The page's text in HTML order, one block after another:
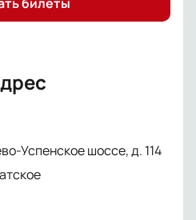
Успенское шоссе, д. 114